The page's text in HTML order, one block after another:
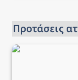
Προτάσεις
Ταξίδι στη Λυών